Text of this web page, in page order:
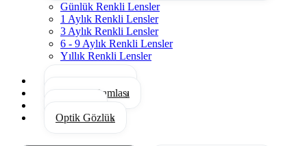
Günlük Renkli Lensler
1 Aylık Renkli Lensler
3 Aylık Renkli Lensler
6 - 9 Aylık Renkli Lensler
Yıllık Renkli Lensler
Gözyaşı Damlası
Optik Gözlük